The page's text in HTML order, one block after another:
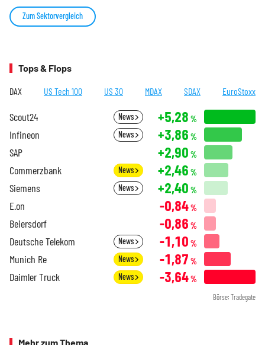
Zum Sektorvergleich
Tops & Flops
DAX US Tech 100 US 30 MDAX SDAX EuroStoxx
Scout24 News +5,28 %
Infineon News +3,86 %
SAP +2,90 %
Commerzbank News +2,46 %
Siemens News +2,40 %
E.on -0,84%
Beiersdorf -0,86 %
Deutsche Telekom News -1,10 %
Munich Re News -1,87 %
Daimler Truck News -3,64%
Börse: Tradegate
Mehr zum Thema